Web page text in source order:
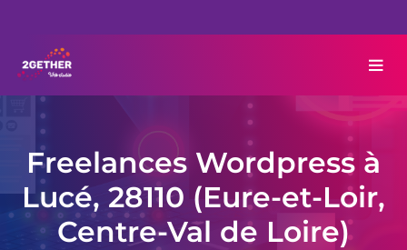
Freelances Wordpress à
Lucé, 28110 (Eure-et-Loir,
Centre-Val de Loire)